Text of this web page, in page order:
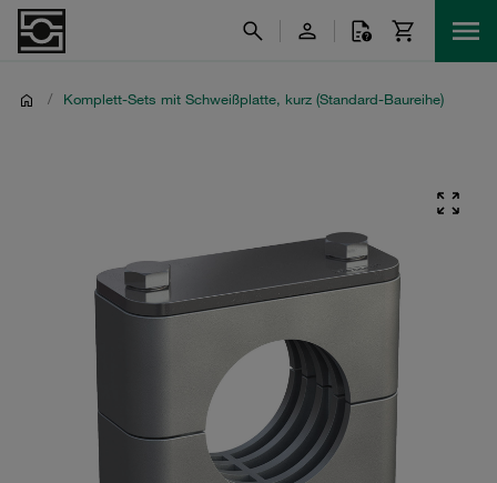
/ Komplett-Sets mit Schweißplatte, kurz (Standard-Baureihe)